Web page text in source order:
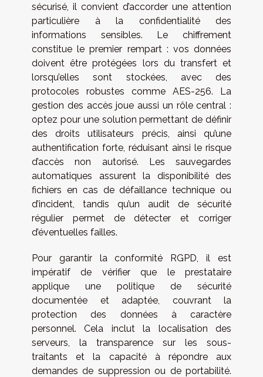
sécurisé, il convient d’accorder une attention
particulière à la confidentialité des
informations sensibles. Le chiffrement
constitue le premier rempart : vos données
doivent être protégées lors du transfert et
lorsqu’elles sont stockées, avec des
protocoles robustes comme AES-256. La
gestion des accès joue aussi un rôle central :
optez pour une solution permettant de définir
des droits utilisateurs précis, ainsi qu’une
authentification forte, réduisant ainsi le risque
d’accès non autorisé. Les sauvegardes
automatiques assurent la disponibilité des
fichiers en cas de défaillance technique ou
d’incident, tandis qu’un audit de sécurité
régulier permet de détecter et corriger
d’éventuelles failles.
Pour garantir la conformité RGPD, il est
impératif de vérifier que le prestataire
applique une politique de sécurité
documentée et adaptée, couvrant la
protection des données à caractère
personnel. Cela inclut la localisation des
serveurs, la transparence sur les sous-
traitants et la capacité à répondre aux
demandes de suppression ou de portabilité.